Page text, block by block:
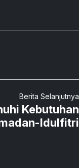
Berita Selanjutnya
Kebutuhan
Idulfitri